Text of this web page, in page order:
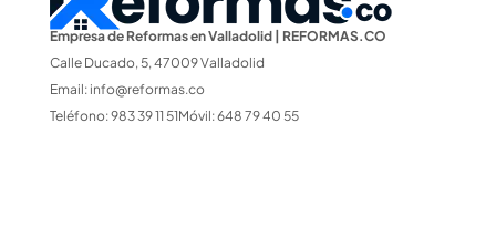
Empresa de Reformas en Valladolid | REFORMAS.CO
Calle Ducado, 5, 47009 Valladolid
Email: info@reformas.co
Teléfono: 983 39 11 51Móvil: 648 79 40 55